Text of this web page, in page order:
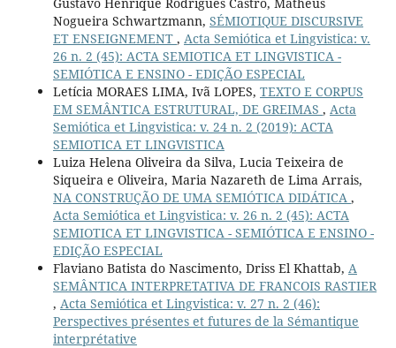
Nogueira Schwartzmann, SÉMIOTIQUE DISCURSIVE
ET ENSEIGNEMENT , Acta Semiótica et Lingvistica: v.
26 n. 2 (45): ACTA SEMIOTICA ET LINGVISTICA -
SEMIÓTICA E ENSINO - EDIÇÃO ESPECIAL
Letícia MORAES LIMA, Ivã LOPES, TEXTO E CORPUS
EM SEMÂNTICA ESTRUTURAL, DE GREIMAS , Acta
Semiótica et Lingvistica: v. 24 n. 2 (2019): ACTA
SEMIOTICA ET LINGVISTICA
Luiza Helena Oliveira da Silva, Lucia Teixeira de
Siqueira e Oliveira, Maria Nazareth de Lima Arrais,
NA CONSTRUÇÃO DE UMA SEMIÓTICA DIDÁTICA ,
Acta Semiótica et Lingvistica: v. 26 n. 2 (45): ACTA
SEMIOTICA ET LINGVISTICA - SEMIÓTICA E ENSINO -
EDIÇÃO ESPECIAL
Flaviano Batista do Nascimento, Driss El Khattab, A
SEMÂNTICA INTERPRETATIVA DE FRANCOIS RASTIER
, Acta Semiótica et Lingvistica: v. 27 n. 2 (46):
Perspectives présentes et futures de la Sémantique
interprétative